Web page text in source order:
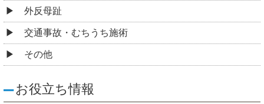
外反母趾
交通事故・むちうち施術
その他
お役立ち情報